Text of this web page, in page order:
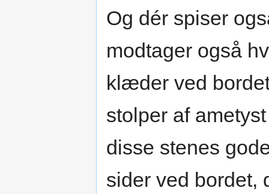
Og dér spiser
modtager også
klæder ved
stolper af
disse stenes
sider ved bordet,